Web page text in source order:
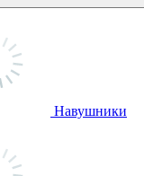
Навушники